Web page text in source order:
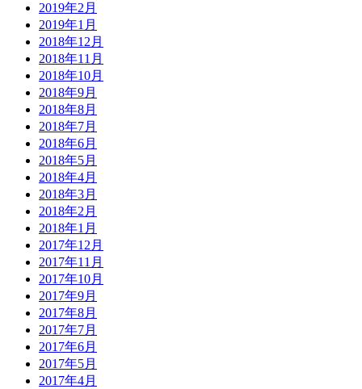
2019年2月
2019年1月
2018年12月
2018年11月
2018年10月
2018年9月
2018年8月
2018年7月
2018年6月
2018年5月
2018年4月
2018年3月
2018年2月
2018年1月
2017年12月
2017年11月
2017年10月
2017年9月
2017年8月
2017年7月
2017年6月
2017年5月
2017年4月